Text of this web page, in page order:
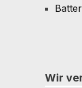
Wir